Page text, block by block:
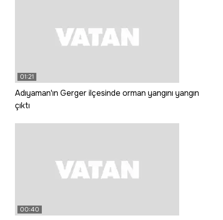
01:21
Adıyaman'ın Gerger ilçesinde orman yangını yangın
çıktı
00:40